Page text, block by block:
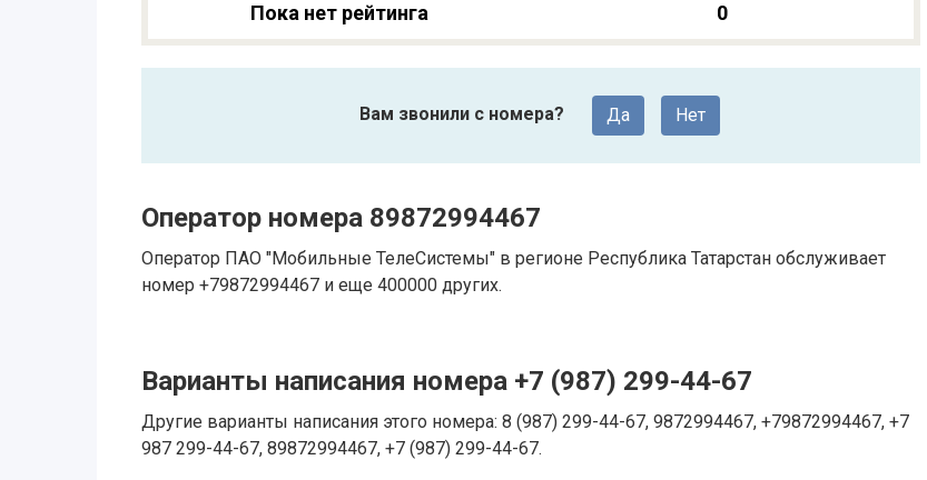
Пока нет рейтинга 0
Вам звонили с номера? Да Нет
Оператор номера 89872994467
Оператор ПАО "Мобильные ТелеСистемы" в регионе Республика Татарстан обслуживает
номер +79872994467 и еще 400000 других.
Варианты написания номера +7 (987) 299-44-67
Другие варианты написания этого номера: 8 (987) 299-44-67, 9872994467, +79872994467, +7
987 299-44-67, 89872994467, +7 (987) 299-44-67.